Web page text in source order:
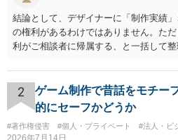
結論として、デザイナーに「制作実績
の権利があるわけではありません。た
利がご相談者に帰属する、と一括して
身が著作権者です。 他方、ブランド名
短いキャッチコピー、販売コンセプト
りません。ただし、ロゴに独自の図形
は、その表現部分が著作物となる可能
の著作権は撮影者に、肖像に関する権利
2
ゲーム制作で昔話をモチー
的にセーフかどうか
#著作権侵害 #個人・プライベート #法人・ビ
2026年7月14日